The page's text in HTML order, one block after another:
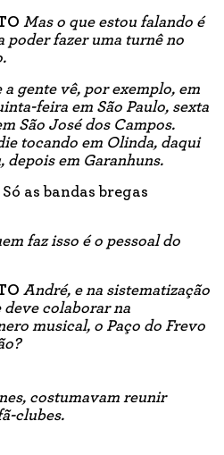
Mas o que estou falando é
poder fazer uma turnê no
a gente vê, por exemplo, em
feira em São Paulo, sexta
São José dos Campos.
tocando em Olinda, daqui
depois em Garanhuns.
Só as bandas bregas
faz isso é o pessoal do
André, e na sistematização
deve colaborar na
musical, o Paço do Frevo
costumavam reunir
clubes.